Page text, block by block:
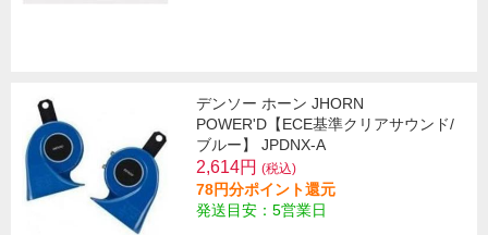
デンソー ホーン JHORN
POWER'D【ECE基準クリアサウンド/
ブルー】 JPDNX-A
2,614円 (税込)
78円分ポイント還元
発送目安：5営業日